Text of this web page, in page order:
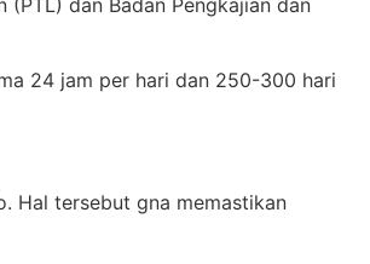
24 jam per hari dan 250-300 hari
Hal tersebut gna memastikan